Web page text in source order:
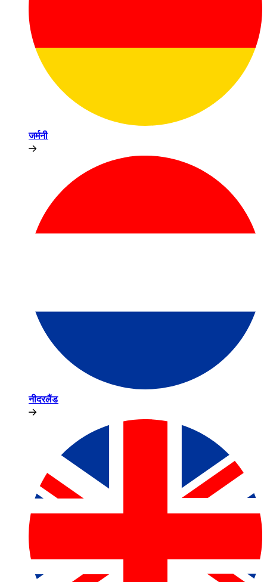
जर्मनी​​
नीदरलैंड​​